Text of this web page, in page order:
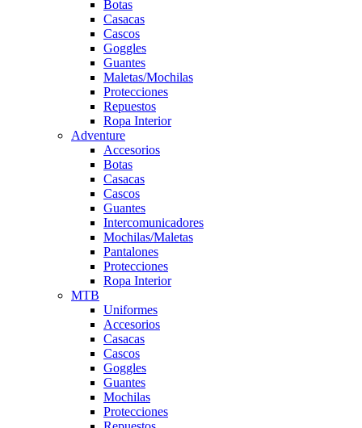
Botas
Casacas
Cascos
Goggles
Guantes
Maletas/Mochilas
Protecciones
Repuestos
Ropa Interior
Adventure
Accesorios
Botas
Casacas
Cascos
Guantes
Intercomunicadores
Mochilas/Maletas
Pantalones
Protecciones
Ropa Interior
MTB
Uniformes
Accesorios
Casacas
Cascos
Goggles
Guantes
Mochilas
Protecciones